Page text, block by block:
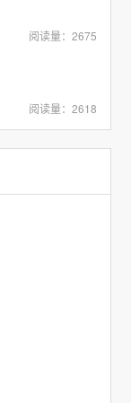
阅读量：2675
阅读量：2618